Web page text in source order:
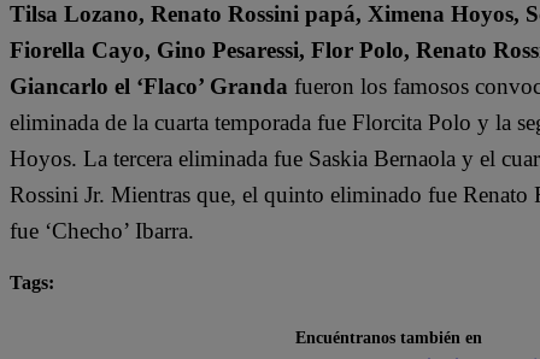
Tilsa Lozano, Renato Rossini papá, Ximena Hoyos,
Fiorella Cayo, Gino Pesaressi, Flor Polo, Renato
Giancarlo el ‘Flaco’ Granda fueron los famosos
eliminada de la cuarta temporada fue Florcita Polo y la
Hoyos. La tercera eliminada fue Saskia Bernaola y el
Rossini Jr. Mientras que, el quinto eliminado fue
fue ‘Checho’ Ibarra.
Tags:
Encuéntranos también en